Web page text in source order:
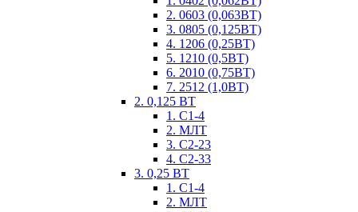
2. 0603 (0,063ВТ)
3. 0805 (0,125ВТ)
4. 1206 (0,25ВТ)
5. 1210 (0,5ВТ)
6. 2010 (0,75ВТ)
7. 2512 (1,0ВТ)
2. 0,125 ВТ
1. С1-4
2. МЛТ
3. С2-23
4. С2-33
3. 0,25 ВТ
1. С1-4
2. МЛТ